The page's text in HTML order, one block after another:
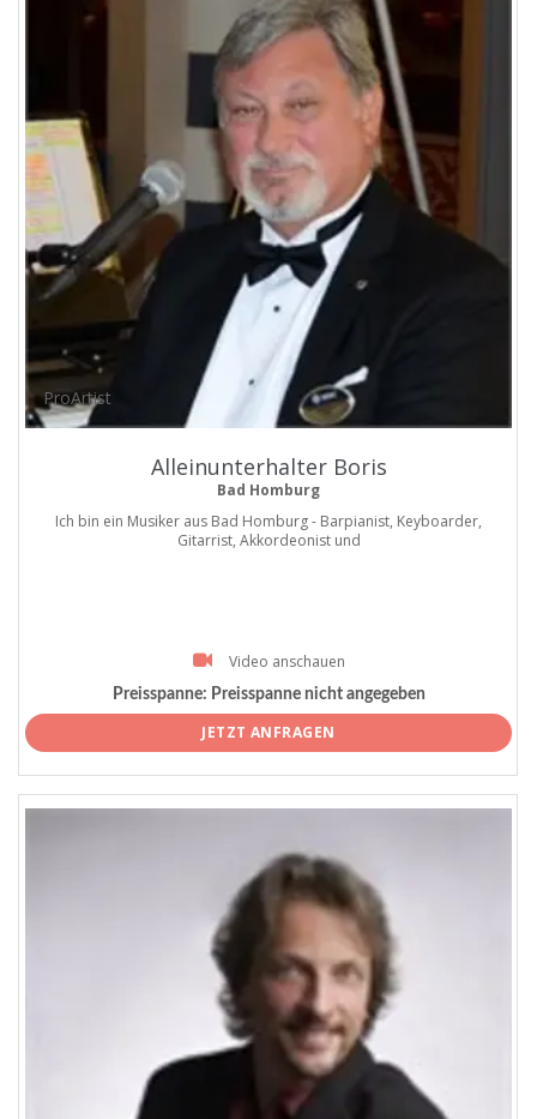
ProArtist
Alleinunterhalter Boris
Bad Homburg
Ich bin ein Musiker aus Bad Homburg - Barpianist, Keyboarder,
Gitarrist, Akkordeonist und
Video anschauen
Preisspanne: Preisspanne nicht angegeben
JETZT ANFRAGEN